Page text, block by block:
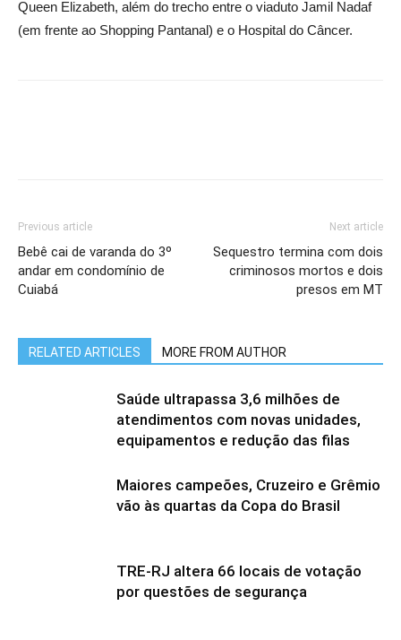
Queen Elizabeth, além do trecho entre o viaduto Jamil Nadaf
(em frente ao Shopping Pantanal) e o Hospital do Câncer.
Previous article
Bebê cai de varanda do 3º
andar em condomínio de
Cuiabá
Next article
Sequestro termina com dois
criminosos mortos e dois
presos em MT
RELATED ARTICLES MORE FROM AUTHOR
Saúde ultrapassa 3,6 milhões de
atendimentos com novas unidades,
equipamentos e redução das filas
Maiores campeões, Cruzeiro e Grêmio
vão às quartas da Copa do Brasil
TRE-RJ altera 66 locais de votação
por questões de segurança